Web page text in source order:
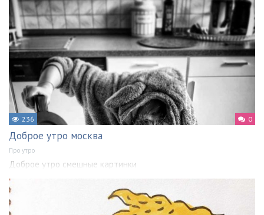
236 0
Доброе утро москва
Про утро
Доброе утро смешные картинки